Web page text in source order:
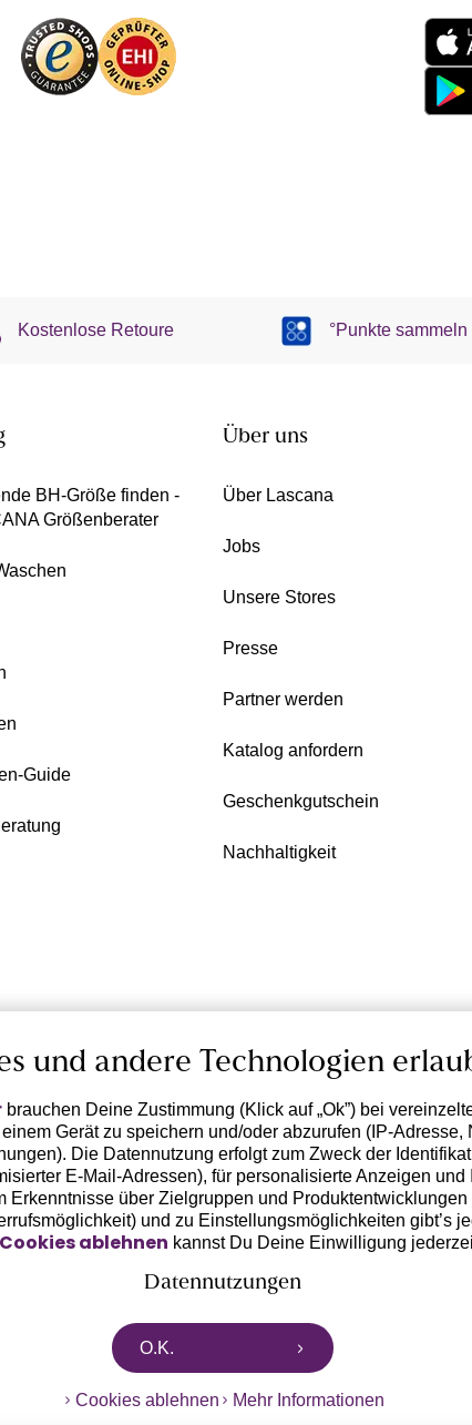
Kostenlose Retoure °Punkte sammeln
BH-Größe finden -
Größenberater
Guide
Über uns
Über Lascana
Jobs
Unsere Stores
Presse
Partner werden
Katalog anfordern
Geschenkgutschein
Nachhaltigkeit
und andere Technologien
brauchen Deine Zustimmung (Klick auf „Ok”) bei
Gerät zu speichern und/oder abzurufen (IP-Adresse,
Die Datennutzung erfolgt zum Zweck der
E-Mail-Adressen), für personalisierte Anzeigen und
Erkenntnisse über Zielgruppen und
und zu Einstellungsmöglichkeiten gibt’s
Cookies ablehnen kannst Du Deine Einwilligung
Datennutzungen
zusammen, die von deinem Endgerät abgerufene Daten
Daten zur Aussteuerung unserer Werbung
bzw. die Übermittlung deiner pseudonymisierten
O.K.
Cookies ablehnen Mehr Informationen